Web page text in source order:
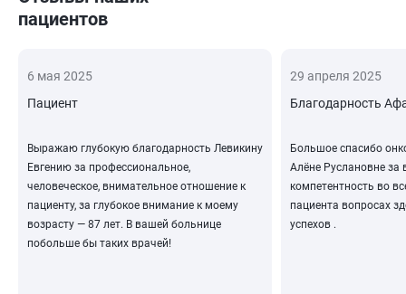
пациентов
6 мая 2025
Пациент
Выражаю глубокую благодарность Левикину
Евгению за профессиональное,
человеческое, внимательное отношение к
пациенту, за глубокое внимание к моему
возрасту — 87 лет. В вашей больнице
побольше бы таких врачей!
29 апреля 2025
Благодарность
Большое спасибо
Алёне Руслановне за
компетентность во
пациента вопросах
успехов .